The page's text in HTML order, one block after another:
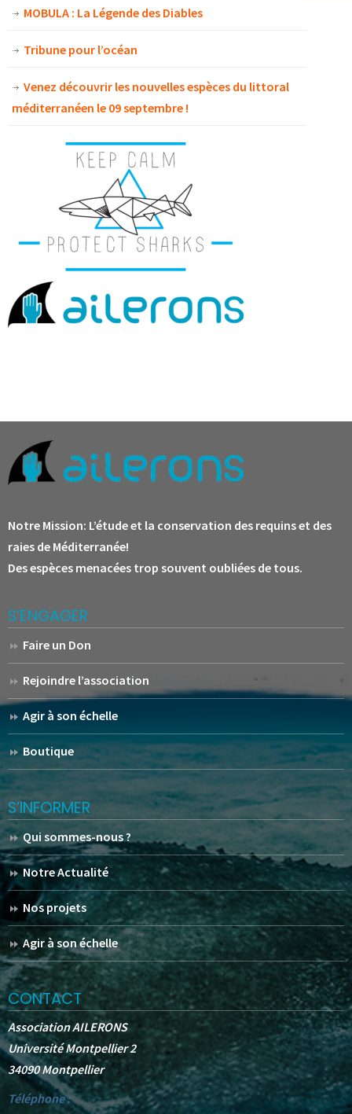
MOBULA : La Légende des Diables
Tribune pour l’océan
Venez découvrir les nouvelles espèces du littoral
méditerranéen le 09 septembre !
Notre Mission: L’étude et la conservation des requins et des
raies de Méditerranée!
Des espèces menacées trop souvent oubliées de tous.
S’ENGAGER
Faire un Don
Rejoindre l’association
Agir à son échelle
Boutique
S’INFORMER
Qui sommes-nous ?
Notre Actualité
Nos projets
Agir à son échelle
CONTACT
Association AILERONS
Université Montpellier 2
34090 Montpellier
Téléphone :